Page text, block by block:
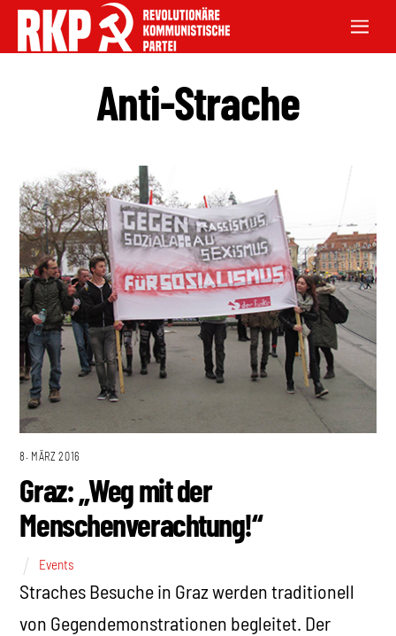
Anti-Strache
8. MÄRZ 2016
Graz: „Weg mit der
Menschenverachtung!“
Events
Straches Besuche in Graz werden traditionell
von Gegendemonstrationen begleitet. Der